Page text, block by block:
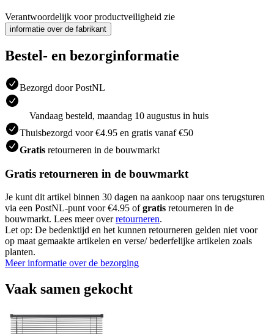
Verantwoordelijk voor productveiligheid zie
informatie over de fabrikant
Bestel- en bezorginformatie
Bezorgd door PostNL
Vandaag besteld, maandag 10 augustus in huis
Thuisbezorgd voor €4.95 en gratis vanaf €50
Gratis retourneren in de bouwmarkt
Gratis retourneren in de bouwmarkt
Je kunt dit artikel binnen 30 dagen na aankoop naar ons terugsturen
via een PostNL-punt voor €4.95 ofgratis retourneren in de
bouwmarkt. Lees meer overretourneren.
Let op: De bedenktijd en het kunnen retourneren gelden niet voor
op maat gemaakte artikelen en verse/ bederfelijke artikelen zoals
planten.
Meer informatie over de bezorging
Vaak samen gekocht